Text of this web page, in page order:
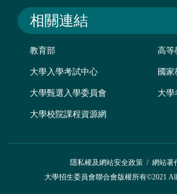
相關連結
教育部 高等
大學入學考試中心 國
大學甄選入學委員會 大學
大學校院課程資源網
隱私權及網站安全政策/ 網站著
大學招生委員會聯合會版權所有©2021 All